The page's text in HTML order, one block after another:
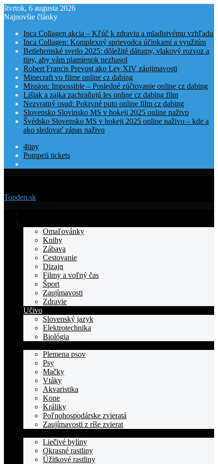
štvrtok, 6 augusta 2026
Najnovšie články
Inca Collagen akcia – Kľúč k zdraviu a mladistvému vzhľadu
Inca Collagen: Komplexný sprievodca účinkami a využitím
Betlehemské svetlo 2025: dôležité dátumy, vlakový rozvoz a
tipy, aby vám plamienok nezhasol
Robert Francis Prevost ako Lev XIV záujimavosti
Minecraft vo filme online cz dabing
Mission: Impossible – Posledné zúčtovanie online cz dabing
Lišiak a zajka zachraňujú les online cz dabing film
Nezvratný osud: Pokrvné puto online film cz dabing
Slovensko Slovinsko MS v hokeji 2025 online naživo
Švédsko Slovensko MS v hokeji 2025 online naživo – kde a
ako sledovať zápas naživo
4tipy
Pompeii tickets
Topden.sk
TOPden.skOmaľovánky
Knihy
Zábava
Cestovanie
Dizajn
Filmy a voľný čas
Šport
Zaujímavosti
Zdravie
Učivo
Slovenský jazyk
Elektrotechnika
Biológia
Plemena psov
Psy
Mačky
Vtáky
Akvaristika
Kone
Králiky
Poľnohospodárske zvieratá
Zaujímavosti z ríše zvierat
Liečivé byliny
Okrasné rastliny
Úžitkové rastliny